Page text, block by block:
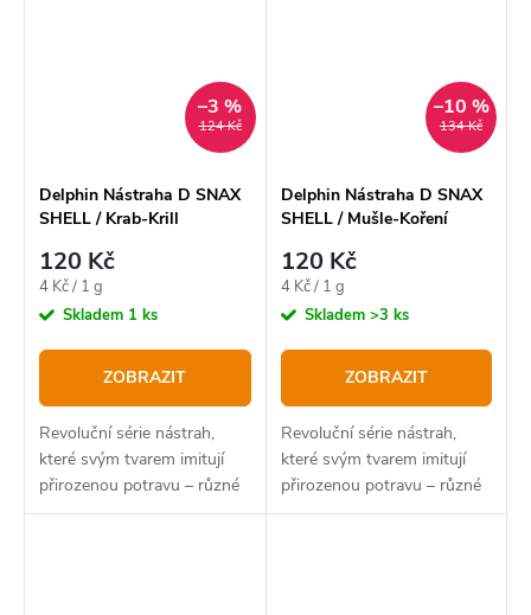
124 Kč
–3 %
Delphin Nástraha D SNAX
SHELL / Krab-Krill
120 Kč
Měrná
cena:
4 Kč / 1 g
Skladem 1 ks
ZOBRAZIT
Revoluční série nástrah,
které svým tvarem imitují
přirozenou potravu – různé
druhy plžů, což je činí
134 Kč
–10 %
Delphin Nástraha D SNAX
SHELL / Mušle-Koření
120 Kč
Měrná
cena:
4 Kč / 1 g
Skladem >3 ks
ZOBRAZIT
Revoluční série nástrah,
které svým tvarem imitují
přirozenou potravu – různé
druhy plžů, což je činí